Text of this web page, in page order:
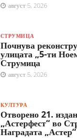
август 5, 2026
СТРУМИЦА
Почнува
улицата „5-ти
Струмица
август 5, 2026
КУЛТУРА
Отворено 21.
„Астерфест“ во
Наградата